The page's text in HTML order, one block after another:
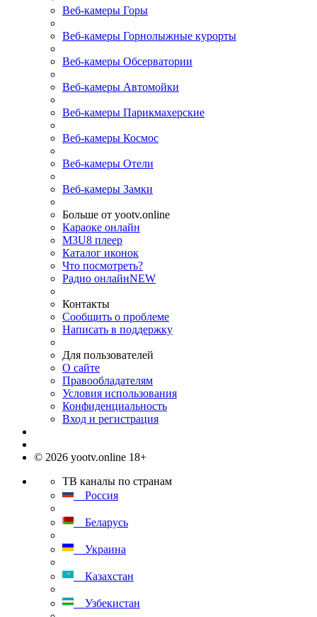
Веб-камеры Горы
Веб-камеры Горнолыжные курорты
Веб-камеры Обсерватории
Веб-камеры Автомойки
Веб-камеры Парикмахерские
Веб-камеры Космос
Веб-камеры Отели
Веб-камеры Замки
Больше от yootv.online
Караоке онлайн
M3U8 плеер
Каталог иконок
Что посмотреть?
Радио онлайнNEW
Контакты
Сообщить о проблеме
Написать в поддержку
Для пользователей
О сайте
Правообладателям
Условия использования
Конфиденциальность
Вход и регистрация
© 2026 yootv.online 18+
ТВ каналы по странам
Россия
Беларусь
Украина
Казахстан
Узбекистан